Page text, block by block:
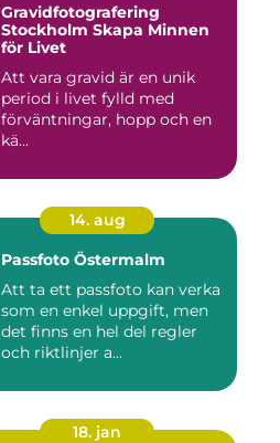
Gravidfotografering
Stockholm Skapa Minnen
för Livet
Att vara gravid är en unik
period i livet fylld med
förväntningar, hopp och en
kä...
14. aug
Passfoto Östermalm
Att ta ett passfoto kan verka
som en enkel uppgift, men
det finns en hel del regler
och riktlinjer a...
18. jan